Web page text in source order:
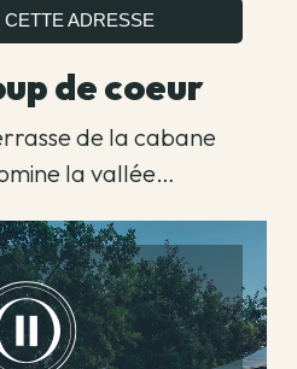
ADRESSE
de coeur
de la cabane
la vallée…